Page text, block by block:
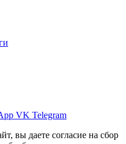
VK Telegram
вы даете согласие на сбор